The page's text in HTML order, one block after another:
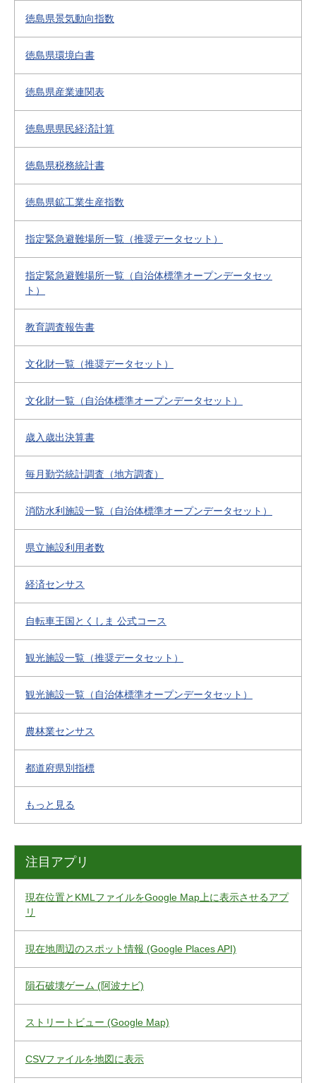
徳島県景気動向指数
徳島県環境白書
徳島県産業連関表
徳島県県民経済計算
徳島県税務統計書
徳島県鉱工業生産指数
指定緊急避難場所一覧（推奨データセット）
指定緊急避難場所一覧（自治体標準オープンデータセッ
ト）
教育調査報告書
文化財一覧（推奨データセット）
文化財一覧（自治体標準オープンデータセット）
歳入歳出決算書
毎月勤労統計調査（地方調査）
消防水利施設一覧（自治体標準オープンデータセット）
県立施設利用者数
経済センサス
自転車王国とくしま 公式コース
観光施設一覧（推奨データセット）
観光施設一覧（自治体標準オープンデータセット）
農林業センサス
都道府県別指標
もっと見る
注目アプリ
現在位置とKMLファイルをGoogle Map上に表示させるアプ
リ
現在地周辺のスポット情報 (Google Places API)
隕石破壊ゲーム (阿波ナビ)
ストリートビュー (Google Map)
CSVファイルを地図に表示